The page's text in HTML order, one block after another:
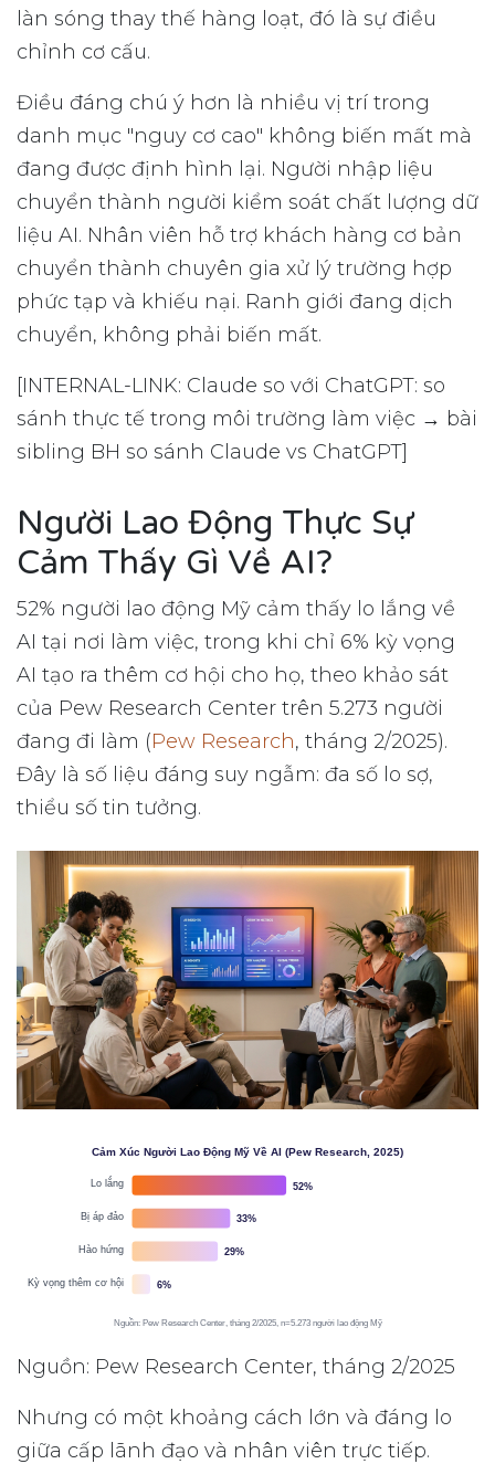
làn sóng thay thế hàng loạt, đó là sự điều
chỉnh cơ cấu.
Điều đáng chú ý hơn là nhiều vị trí trong
danh mục "nguy cơ cao" không biến mất mà
đang được định hình lại. Người nhập liệu
chuyển thành người kiểm soát chất lượng dữ
liệu AI. Nhân viên hỗ trợ khách hàng cơ bản
chuyển thành chuyên gia xử lý trường hợp
phức tạp và khiếu nại. Ranh giới đang dịch
chuyển, không phải biến mất.
[INTERNAL-LINK: Claude so với ChatGPT: so
sánh thực tế trong môi trường làm việc → bài
sibling BH so sánh Claude vs ChatGPT]
Người Lao Động Thực Sự
Cảm Thấy Gì Về AI?
52% người lao động Mỹ cảm thấy lo lắng về
AI tại nơi làm việc, trong khi chỉ 6% kỳ vọng
AI tạo ra thêm cơ hội cho họ, theo khảo sát
của Pew Research Center trên 5.273 người
đang đi làm (Pew Research, tháng 2/2025).
Đây là số liệu đáng suy ngẫm: đa số lo sợ,
thiểu số tin tưởng.
Cảm Xúc Người Lao Động Mỹ Về AI (Pew Research, 2025)
Lo lắng 52%
Bị áp đảo 33%
Hào hứng 29%
Kỳ vọng thêm cơ hội 6%
Nguồn: Pew Research Center, tháng 2/2025, n=5.273 người lao động Mỹ
Nguồn: Pew Research Center, tháng 2/2025
Nhưng có một khoảng cách lớn và đáng lo
giữa cấp lãnh đạo và nhân viên trực tiếp.